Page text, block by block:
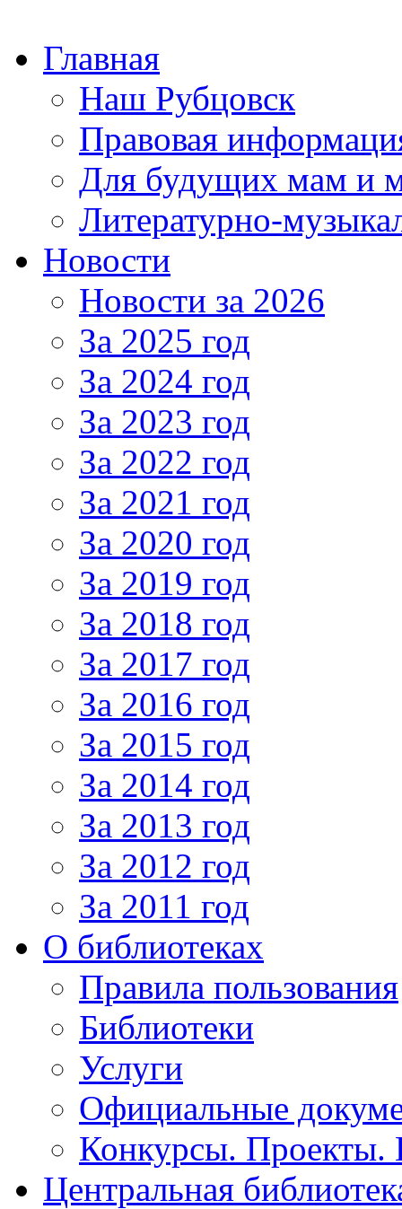
Главная
Наш Рубцовск
Правовая
Для будущих мам и
Литературно-
Новости
Новости за 2026
За 2025 год
За 2024 год
За 2023 год
За 2022 год
За 2021 год
За 2020 год
За 2019 год
За 2018 год
За 2017 год
За 2016 год
За 2015 год
За 2014 год
За 2013 год
За 2012 год
За 2011 год
О библиотеках
Правила пользования
Библиотеки
Услуги
Официальные
Конкурсы.
Центральная